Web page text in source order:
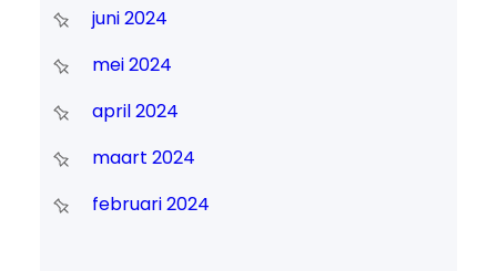
juni 2024
mei 2024
april 2024
maart 2024
februari 2024